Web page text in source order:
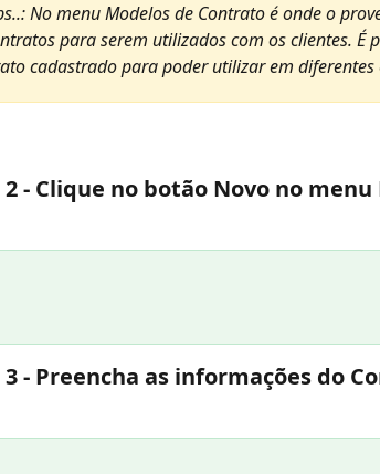
No menu Modelos de Contrato é onde o
para serem utilizados com os clientes. É
cadastrado para poder utilizar em diferentes
- Clique no botão Novo no menu
- Preencha as informações do